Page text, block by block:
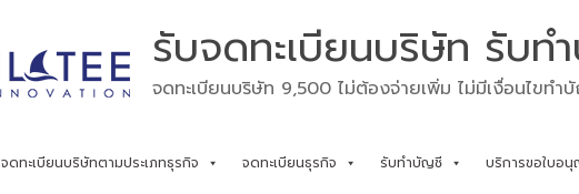
รับจดทะเบียนบริษัท รับ
จดทะเบียนบริษัท 9,500 ไม่ต้องจ่ายเพิ่ม ไม่มีเงื่อนไขท
จดทะเบียนบริษัทตามประเภทธุรกิจ จดทะเบียนธุรกิจ รับทำบัญชี บริการขอใบอ